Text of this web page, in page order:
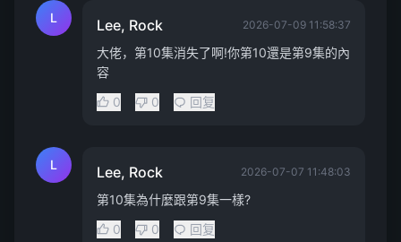
L Lee, Rock 2026-07-09 11:58:37
大佬，第10集消失了啊!你第10還是第9集的內
容
0
0 回复
L Lee, Rock 2026-07-07 11:48:03
第10集為什麼跟第9集一樣?
0
0 回复